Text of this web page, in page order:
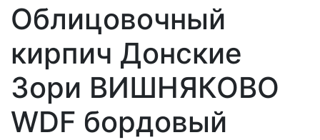
Облицовочный
кирпич Донские
Зори ВИШНЯКОВО
WDF бордовый